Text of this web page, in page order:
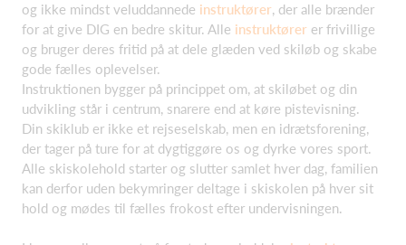
og ikke mindst veluddannede instruktører , der alle brænder
for at give DIG en bedre skitur. Alle instruktører er frivillige
og bruger deres fritid på at dele glæden ved skiløb og skabe
gode fælles oplevelser.
Instruktionen bygger på princippet om, at skiløbet og din
udvikling står i centrum, snarere end at køre pistevisning.
Din skiklub er ikke et rejseselskab, men en idrætsforening,
der tager på ture for at dygtiggøre os og dyrke vores sport.
Alle skiskolehold starter og slutter samlet hver dag, familien
kan derfor uden bekymringer deltage i skiskolen på hver sit
hold og mødes til fælles frokost efter undervisningen.